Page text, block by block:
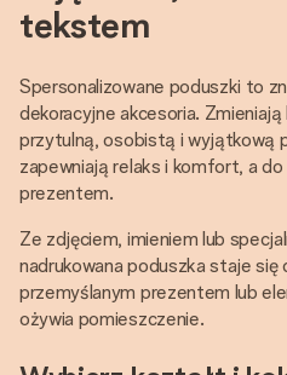
tekstem
Spersonalizowane poduszki to
dekoracyjne akcesoria.
przytulną, osobistą i wyjątkową
zapewniają relaks i komfort, a
prezentem.
Ze zdjęciem, imieniem lub
nadrukowana poduszka staje się
przemyślanym prezentem lub
ożywia pomieszczenie.